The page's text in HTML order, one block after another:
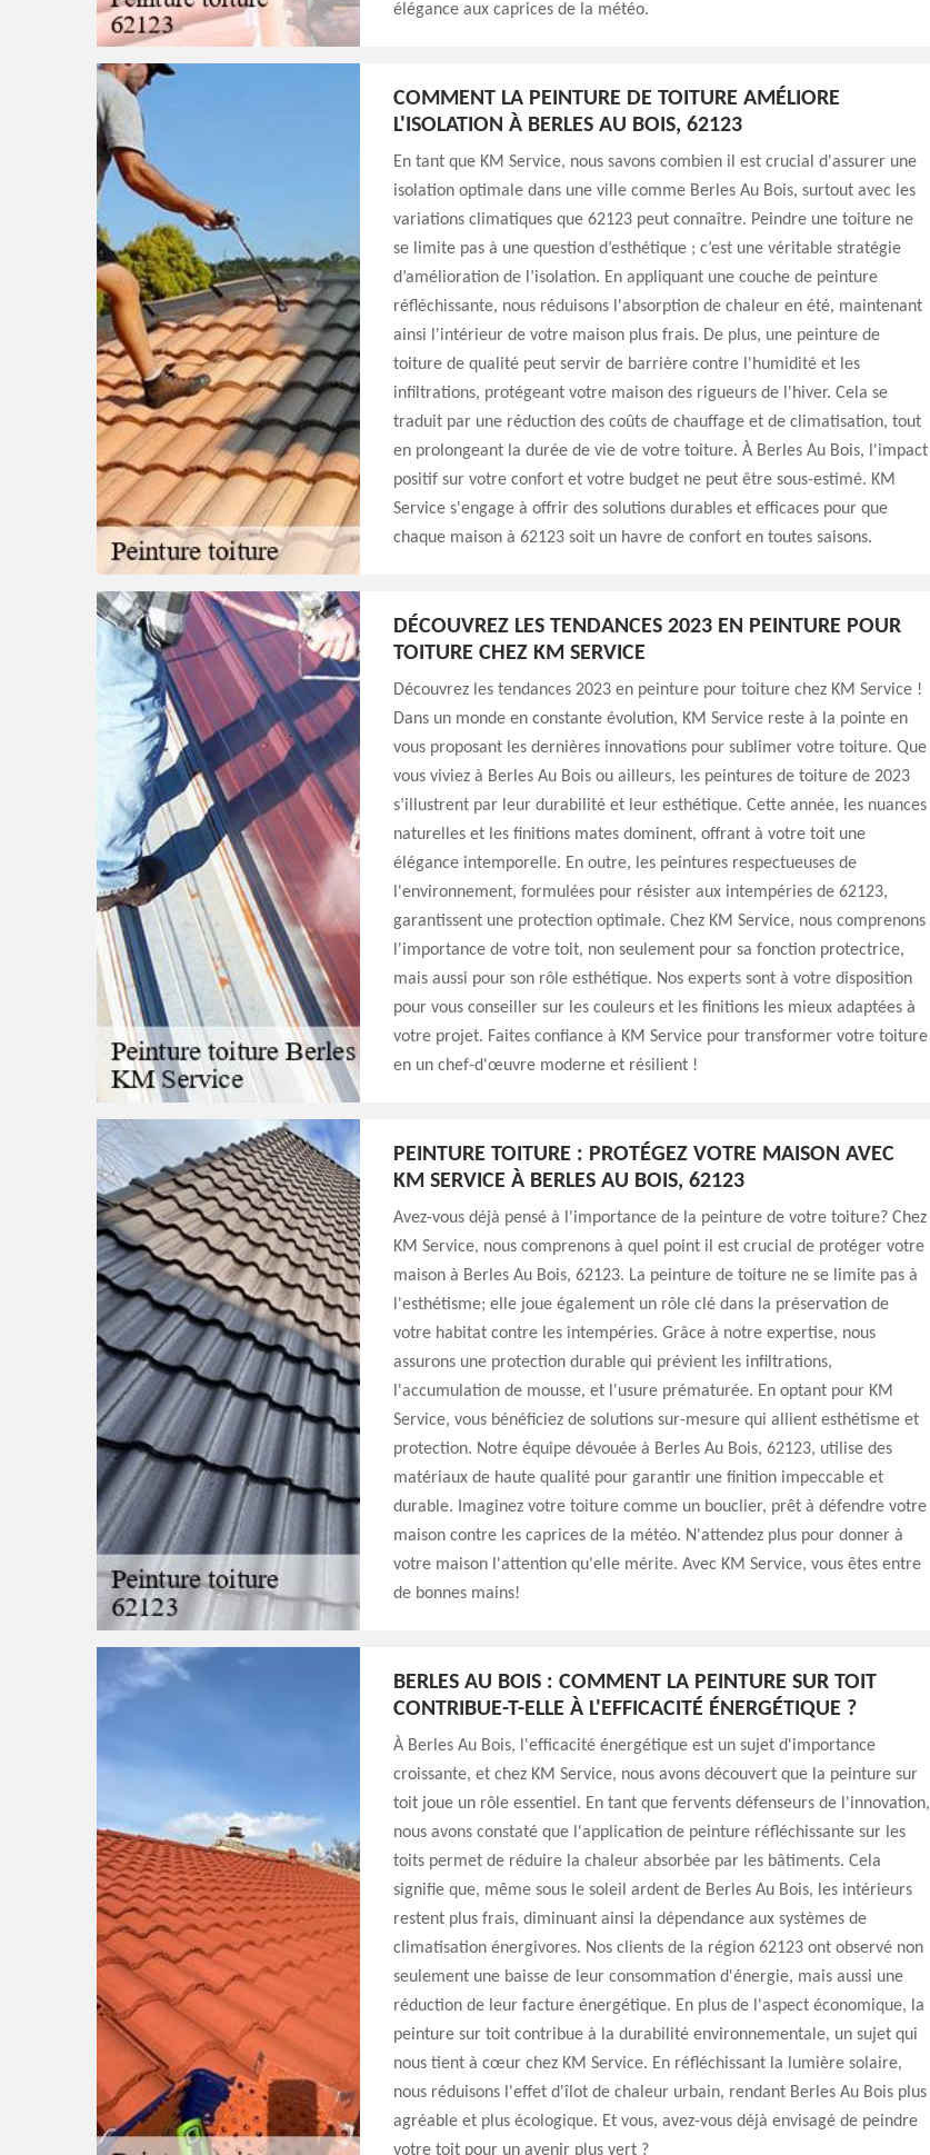
élégance aux caprices de la météo.
COMMENT LA PEINTURE DE TOITURE AMÉLIORE
L'ISOLATION À BERLES AU BOIS, 62123
En tant que KM Service, nous savons combien il est crucial d'assurer une
isolation optimale dans une ville comme Berles Au Bois, surtout avec les
variations climatiques que 62123 peut connaître. Peindre une toiture ne
se limite pas à une question d’esthétique ; c’est une véritable stratégie
d’amélioration de l’isolation. En appliquant une couche de peinture
réfléchissante, nous réduisons l'absorption de chaleur en été, maintenant
ainsi l'intérieur de votre maison plus frais. De plus, une peinture de
toiture de qualité peut servir de barrière contre l'humidité et les
infiltrations, protégeant votre maison des rigueurs de l'hiver. Cela se
traduit par une réduction des coûts de chauffage et de climatisation, tout
en prolongeant la durée de vie de votre toiture. À Berles Au Bois, l'impact
positif sur votre confort et votre budget ne peut être sous-estimé. KM
Service s'engage à offrir des solutions durables et efficaces pour que
chaque maison à 62123 soit un havre de confort en toutes saisons.
DÉCOUVREZ LES TENDANCES 2023 EN PEINTURE POUR
TOITURE CHEZ KM SERVICE
Découvrez les tendances 2023 en peinture pour toiture chez KM Service !
Dans un monde en constante évolution, KM Service reste à la pointe en
vous proposant les dernières innovations pour sublimer votre toiture. Que
vous viviez à Berles Au Bois ou ailleurs, les peintures de toiture de 2023
s’illustrent par leur durabilité et leur esthétique. Cette année, les nuances
naturelles et les finitions mates dominent, offrant à votre toit une
élégance intemporelle. En outre, les peintures respectueuses de
l'environnement, formulées pour résister aux intempéries de 62123,
garantissent une protection optimale. Chez KM Service, nous comprenons
l'importance de votre toit, non seulement pour sa fonction protectrice,
mais aussi pour son rôle esthétique. Nos experts sont à votre disposition
pour vous conseiller sur les couleurs et les finitions les mieux adaptées à
votre projet. Faites confiance à KM Service pour transformer votre toiture
en un chef-d'œuvre moderne et résilient !
PEINTURE TOITURE : PROTÉGEZ VOTRE MAISON AVEC
KM SERVICE À BERLES AU BOIS, 62123
Avez-vous déjà pensé à l'importance de la peinture de votre toiture? Chez
KM Service, nous comprenons à quel point il est crucial de protéger votre
maison à Berles Au Bois, 62123. La peinture de toiture ne se limite pas à
l'esthétisme; elle joue également un rôle clé dans la préservation de
votre habitat contre les intempéries. Grâce à notre expertise, nous
assurons une protection durable qui prévient les infiltrations,
l'accumulation de mousse, et l'usure prématurée. En optant pour KM
Service, vous bénéficiez de solutions sur-mesure qui allient esthétisme et
protection. Notre équipe dévouée à Berles Au Bois, 62123, utilise des
matériaux de haute qualité pour garantir une finition impeccable et
durable. Imaginez votre toiture comme un bouclier, prêt à défendre votre
maison contre les caprices de la météo. N'attendez plus pour donner à
votre maison l'attention qu'elle mérite. Avec KM Service, vous êtes entre
de bonnes mains!
BERLES AU BOIS : COMMENT LA PEINTURE SUR TOIT
CONTRIBUE-T-ELLE À L'EFFICACITÉ ÉNERGÉTIQUE ?
À Berles Au Bois, l'efficacité énergétique est un sujet d'importance
croissante, et chez KM Service, nous avons découvert que la peinture sur
toit joue un rôle essentiel. En tant que fervents défenseurs de l'innovation,
nous avons constaté que l'application de peinture réfléchissante sur les
toits permet de réduire la chaleur absorbée par les bâtiments. Cela
signifie que, même sous le soleil ardent de Berles Au Bois, les intérieurs
restent plus frais, diminuant ainsi la dépendance aux systèmes de
climatisation énergivores. Nos clients de la région 62123 ont observé non
seulement une baisse de leur consommation d'énergie, mais aussi une
réduction de leur facture énergétique. En plus de l'aspect économique, la
peinture sur toit contribue à la durabilité environnementale, un sujet qui
nous tient à cœur chez KM Service. En réfléchissant la lumière solaire,
nous réduisons l'effet d'îlot de chaleur urbain, rendant Berles Au Bois plus
agréable et plus écologique. Et vous, avez-vous déjà envisagé de peindre
votre toit pour un avenir plus vert ?